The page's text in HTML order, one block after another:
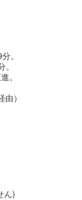
。
。
）
ん)